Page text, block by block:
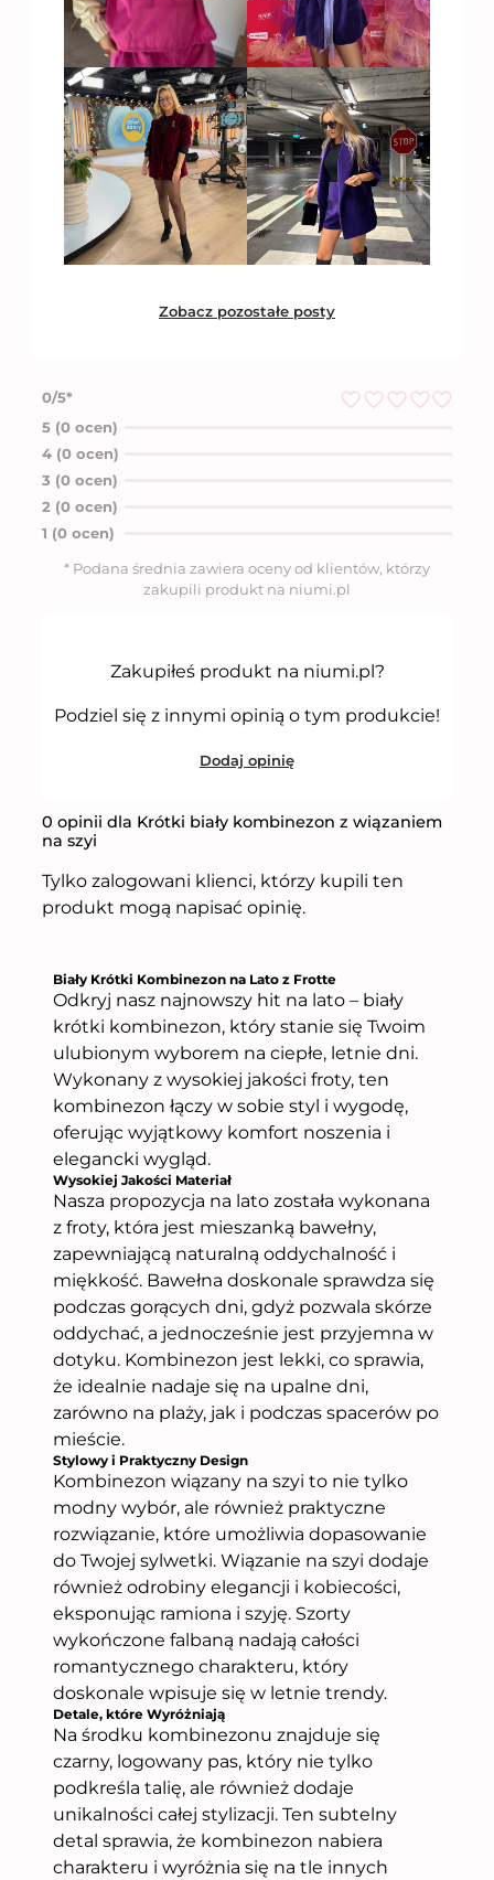
Zobacz pozostałe posty
0/5*
5
n
5 (0 ocen)
4 (0 ocen)
3 (0 ocen)
2 (0 ocen)
1 (0 ocen)
* Podana średnia zawiera oceny od klientów, którzy
zakupili produkt na niumi.pl
Zakupiłeś produkt na niumi.pl?
Podziel się z innymi opinią o tym produkcie!
Dodaj opinię
0 opinii dla Krótki biały kombinezon z wiązaniem
na szyi
Tylko zalogowani klienci, którzy kupili ten
produkt mogą napisać opinię.
Biały Krótki Kombinezon na Lato z Frotte
Odkryj nasz najnowszy hit na lato – biały
krótki kombinezon, który stanie się Twoim
ulubionym wyborem na ciepłe, letnie dni.
Wykonany z wysokiej jakości froty, ten
kombinezon łączy w sobie styl i wygodę,
oferując wyjątkowy komfort noszenia i
elegancki wygląd.
Wysokiej Jakości Materiał
Nasza propozycja na lato została wykonana
z froty, która jest mieszanką bawełny,
zapewniającą naturalną oddychalność i
miękkość. Bawełna doskonale sprawdza się
podczas gorących dni, gdyż pozwala skórze
oddychać, a jednocześnie jest przyjemna w
dotyku. Kombinezon jest lekki, co sprawia,
że idealnie nadaje się na upalne dni,
zarówno na plaży, jak i podczas spacerów po
mieście.
Stylowy i Praktyczny Design
Kombinezon wiązany na szyi to nie tylko
modny wybór, ale również praktyczne
rozwiązanie, które umożliwia dopasowanie
do Twojej sylwetki. Wiązanie na szyi dodaje
również odrobiny elegancji i kobiecości,
eksponując ramiona i szyję. Szorty
wykończone falbaną nadają całości
romantycznego charakteru, który
doskonale wpisuje się w letnie trendy.
Detale, które Wyróżniają
Na środku kombinezonu znajduje się
czarny, logowany pas, który nie tylko
podkreśla talię, ale również dodaje
unikalności całej stylizacji. Ten subtelny
detal sprawia, że kombinezon nabiera
charakteru i wyróżnia się na tle innych